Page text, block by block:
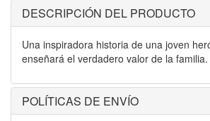
DESCRIPCIÓN DEL PRODUCTO
Una inspiradora historia de una joven
enseñará el verdadero valor de la familia.
POLÍTICAS DE ENVÍO